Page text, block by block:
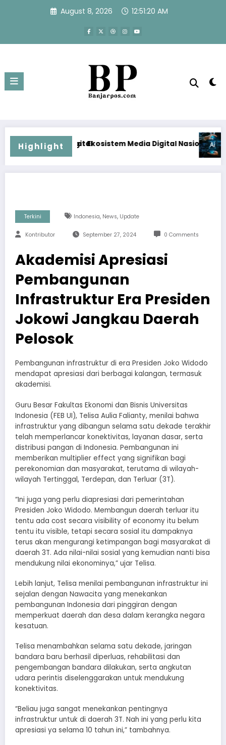
August 8, 2026 12:51:20 AM
HighlightMedia Digital Nasional Hadapi Perang Algoritma
Menjawab Perang
Terkini Indonesia, News, Update
Kontributor September 27, 2024 0 Comments
Akademisi Apresiasi
Pembangunan
Infrastruktur Era Presiden
Jokowi Jangkau Daerah
Pelosok
Pembangunan infrastruktur di era Presiden Joko Widodo
mendapat apresiasi dari berbagai kalangan, termasuk
akademisi.
Guru Besar Fakultas Ekonomi dan Bisnis Universitas
Indonesia (FEB UI), Telisa Aulia Falianty, menilai bahwa
infrastruktur yang dibangun selama satu dekade terakhir
telah memperlancar konektivitas, layanan dasar, serta
distribusi pangan di Indonesia. Pembangunan ini
memberikan multiplier effect yang signifikan bagi
perekonomian dan masyarakat, terutama di wilayah-
wilayah Tertinggal, Terdepan, dan Terluar (3T).
“Ini juga yang perlu diapresiasi dari pemerintahan
Presiden Joko Widodo. Membangun daerah terluar itu
tentu ada cost secara visibility of economy itu belum
tentu itu visible, tetapi secara sosial itu dampaknya
terus akan mengurangi ketimpangan bagi masyarakat di
daerah 3T. Ada nilai-nilai sosial yang kemudian nanti bisa
mendukung nilai ekonominya,” ujar Telisa.
Lebih lanjut, Telisa menilai pembangunan infrastruktur ini
sejalan dengan Nawacita yang menekankan
pembangunan Indonesia dari pinggiran dengan
memperkuat daerah dan desa dalam kerangka negara
kesatuan.
Telisa menambahkan selama satu dekade, jaringan
bandara baru berhasil diperluas, rehabilitasi dan
pengembangan bandara dilakukan, serta angkutan
udara perintis diselenggarakan untuk mendukung
konektivitas.
“Beliau juga sangat menekankan pentingnya
infrastruktur untuk di daerah 3T. Nah ini yang perlu kita
apresiasi ya selama 10 tahun ini,” tambahnya.